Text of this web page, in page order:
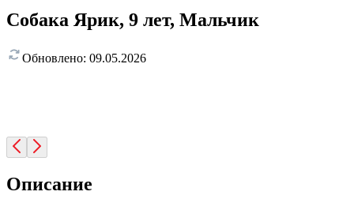
Собака Ярик, 9 лет, Мальчик
Обновлено: 09.05.2026
Описание